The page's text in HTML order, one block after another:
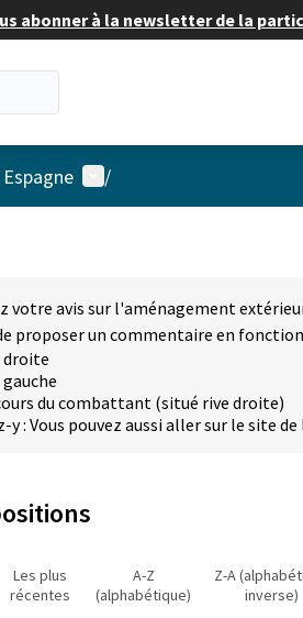
abonner à la newsletter de la
Menu utilisateur
/
votre avis sur l'aménagement
proposer un commentaire en fonction
droite
gauche
du combattant (situé rive droite)
y : Vous pouvez aussi aller sur le site
Les plus
récentes
A-Z
(alphabétique)
Z-A
inverse)